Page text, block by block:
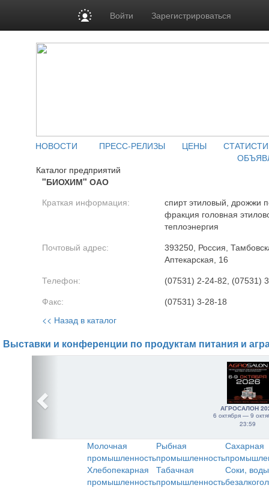
Войти Зарегистрироваться
НОВОСТИ ПРЕСС-РЕЛИЗЫ ЦЕНЫ
Каталог предприятий
"БИОХИМ" ОАО
Краткая информация:
спирт этиловый, дрожжи
фракция головная
теплоэнергия
Почтовый адрес:
393250, Россия,
Аптекарская, 16
Телефон: (07531) 2-24-82, (07531)
Факс: (07531) 3-28-18
<< Назад в каталог
Выставки и конференции по продуктам питания и
АГРОСАЛОН
6 октября — 9
23:59
Молочная
промышленность
Рыбная
промышленность
Сахарная
Хлебопекарная
промышленность
Табачная
промышленность
Соки,